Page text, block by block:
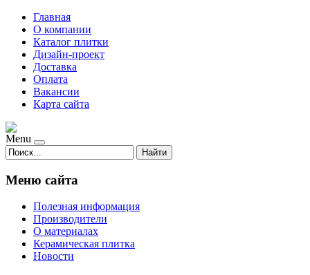
Главная
О компании
Каталог плитки
Дизайн-проект
Доставка
Оплата
Вакансии
Карта сайта
Menu
Найти
Меню сайта
Полезная информация
Производители
О материалах
Керамическая плитка
Новости